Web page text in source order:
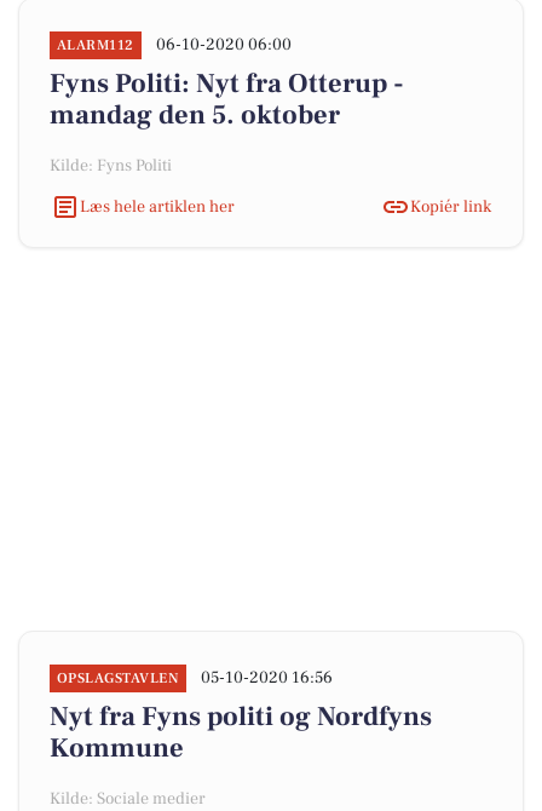
ALARM112 06-10-2020 06:00
Fyns Politi: Nyt fra Otterup -
mandag den 5. oktober
Kilde: Fyns Politi
Læs hele artiklen her
Kopiér link
OPSLAGSTAVLEN 05-10-2020 16:56
Nyt fra Fyns politi og Nordfyns
Kommune
Kilde: Sociale medier